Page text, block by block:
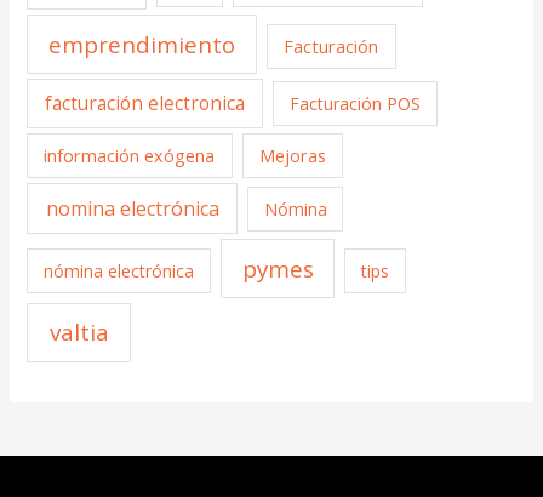
emprendimiento Facturación
facturación electronica Facturación POS
información exógena Mejoras
nomina electrónica Nómina
nómina electrónica pymes tips
valtia